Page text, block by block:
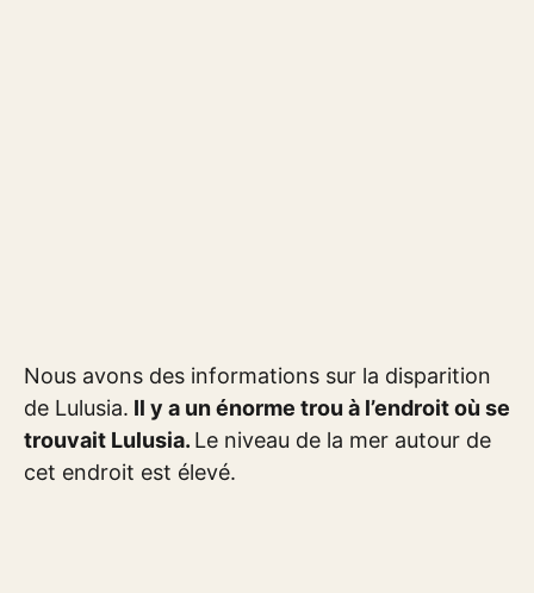
Nous avons des informations sur la disparition
de Lulusia. Il y a un énorme trou à l’endroit où se
trouvait Lulusia. Le niveau de la mer autour de
cet endroit est élevé.